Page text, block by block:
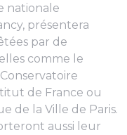
nationale
présentera
par de
comme le
de France ou
de la Ville de Paris.
aussi leur